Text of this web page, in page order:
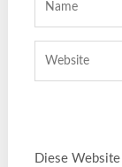
Diese